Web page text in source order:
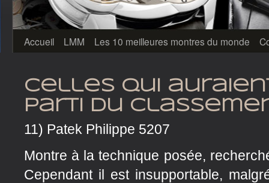
Accueil LMM Les 10 meilleures montres du monde
Celles qui
parti du
11) Patek Philippe 5207
Montre à la technique posée,
Cependant il est insupportable,